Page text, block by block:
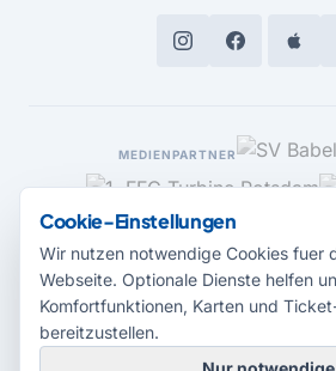
MEDIENPARTNER
Cookie-Einstellungen
Wir nutzen notwendige Cookies fuer
Webseite. Optionale Dienste helfen
Komfortfunktionen, Karten und
bereitzustellen.